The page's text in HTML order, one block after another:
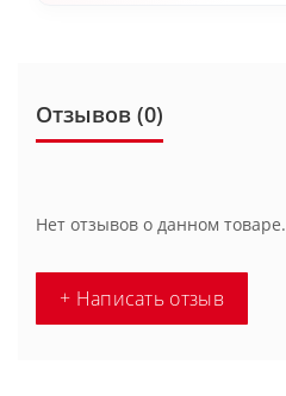
Отзывов (0)
Нет отзывов о данном товаре.
+ Написать отзыв